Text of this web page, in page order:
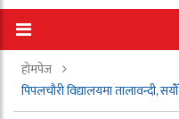
होमपेज
पिपलचौरी विद्यालयमा तालावन्दी,